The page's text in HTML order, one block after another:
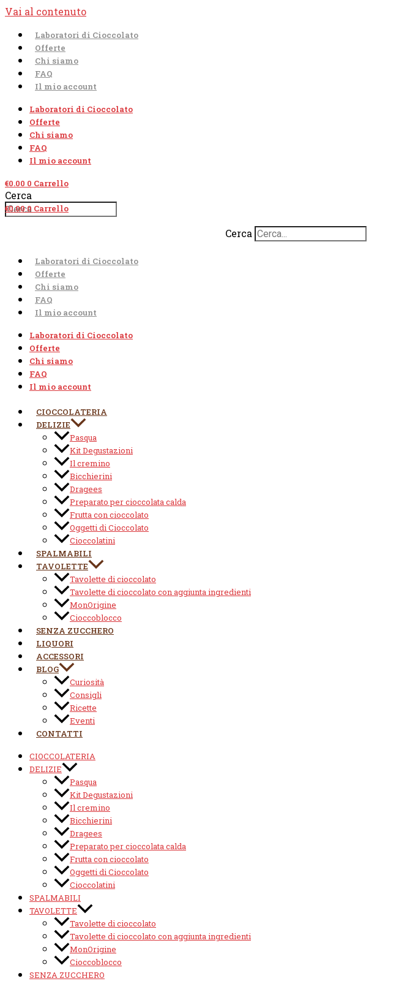
Vai al contenuto
Laboratori di Cioccolato
Offerte
Chi siamo
FAQ
Il mio account
Laboratori di Cioccolato
Offerte
Chi siamo
FAQ
Il mio account
€0.00 0 Carrello
Cerca
€0.000 Carrello
Cerca
Laboratori di Cioccolato
Offerte
Chi siamo
FAQ
Il mio account
Laboratori di Cioccolato
Offerte
Chi siamo
FAQ
Il mio account
CIOCCOLATERIA
DELIZIE
Pasqua
Kit Degustazioni
Il cremino
Bicchierini
Dragees
Preparato per cioccolata calda
Frutta con cioccolato
Oggetti di Cioccolato
Cioccolatini
SPALMABILI
TAVOLETTE
Tavolette di cioccolato
Tavolette di cioccolato con aggiunta ingredienti
MonOrigine
Cioccoblocco
SENZA ZUCCHERO
LIQUORI
ACCESSORI
BLOG
Curiosità
Consigli
Ricette
Eventi
CONTATTI
CIOCCOLATERIA
DELIZIE
Pasqua
Kit Degustazioni
Il cremino
Bicchierini
Dragees
Preparato per cioccolata calda
Frutta con cioccolato
Oggetti di Cioccolato
Cioccolatini
SPALMABILI
TAVOLETTE
Tavolette di cioccolato
Tavolette di cioccolato con aggiunta ingredienti
MonOrigine
Cioccoblocco
SENZA ZUCCHERO